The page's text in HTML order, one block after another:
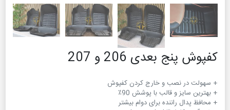
کفپوش پنج بعدی 206 و 207